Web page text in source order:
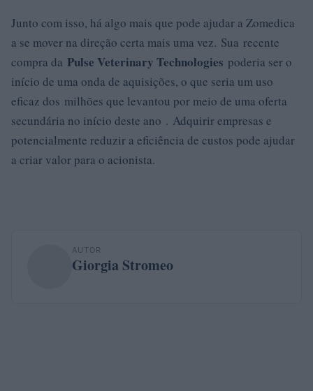
Junto com isso, há algo mais que pode ajudar a Zomedica
a se mover na direção certa mais uma vez. Sua recente
compra da Pulse Veterinary Technologies poderia ser o
início de uma onda de aquisições, o que seria um uso
eficaz dos milhões que levantou por meio de uma oferta
secundária no início deste ano . Adquirir empresas e
potencialmente reduzir a eficiência de custos pode ajudar
a criar valor para o acionista.
AUTOR
Giorgia Stromeo